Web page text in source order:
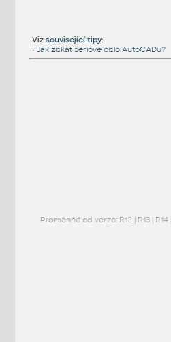
Viz související tipy:
• Jak získat sériové číslo AutoCADu?
Proměnné od verze: R12 | R13| R14|